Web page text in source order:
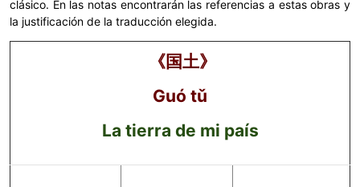
clásico. En las notas encontrarán las referencias a estas obras y
la justificación de la traducción elegida.
《国土》
Guó tǔ
La tierra de mi país